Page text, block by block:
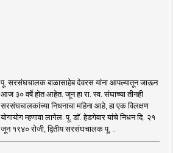
पू. सरसंघचालक बाळासाहेब देवरस यांना आपल्यातून जाऊन
आज ३० वर्षे होत आहेत. जून हा रा. स्व. संघाच्या तीनही
सरसंघचालकांच्या निधनाचा महिना आहे, हा एक विलक्षण
योगायोग म्हणावा लागेल. पू. डॉ. हेडगेवार यांचे निधन दि. २१
जून १९४० रोजी, द्वितीय सरसंघचालक पू. ..